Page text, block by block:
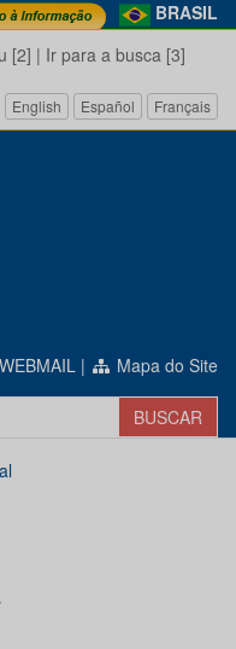
BRASIL
[2] | Ir para a busca [3]
English Español Français
WEBMAIL | Mapa do Site